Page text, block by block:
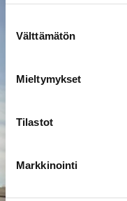
valinta
Välttämätön
Mieltymykset
Tilastot
Markkinointi